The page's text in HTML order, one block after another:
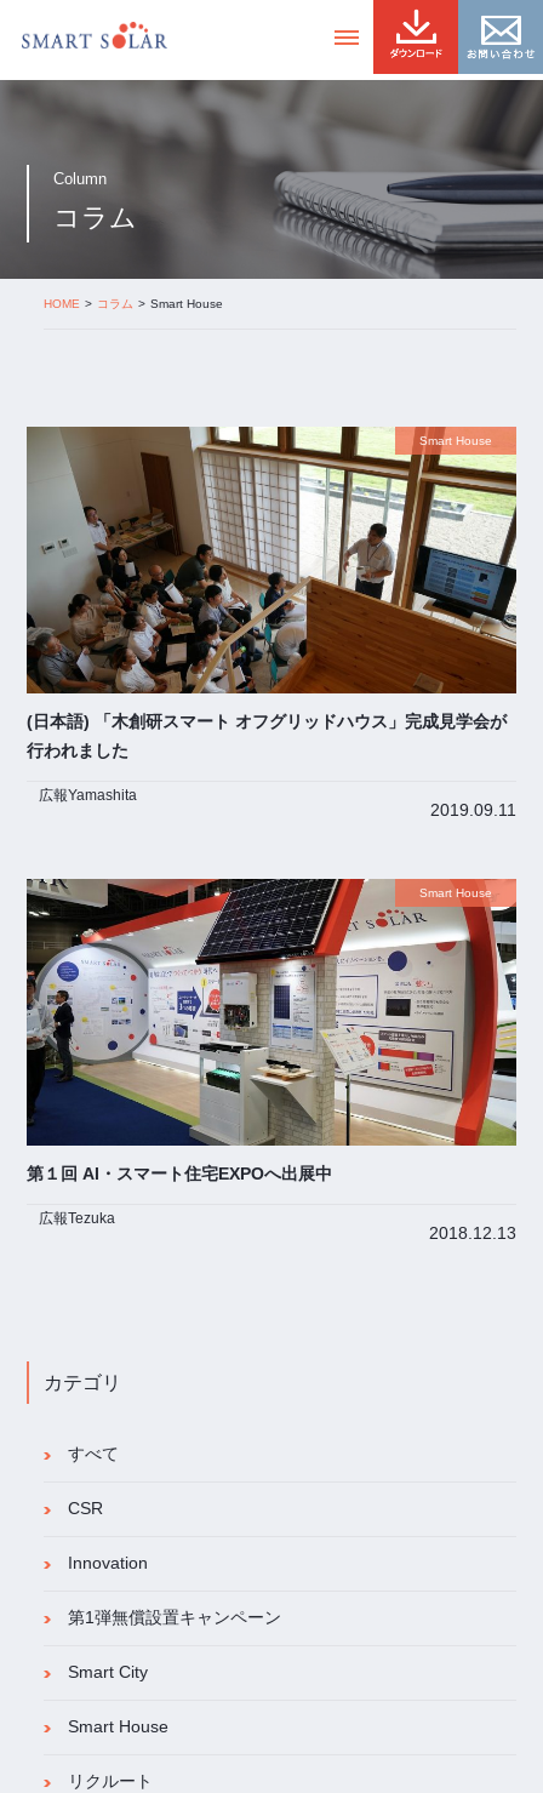
Column
コラム
HOME コラム Smart House
Smart House
(日本語) 「木創研スマート オフグリッドハウス」完成見学会が
行われました
広報Yamashita
2019.09.11
Smart House
第１回 AI・スマート住宅EXPOへ出展中
広報Tezuka
2018.12.13
カテゴリ
すべて
CSR
Innovation
第1弾無償設置キャンペーン
Smart City
Smart House
リクルート